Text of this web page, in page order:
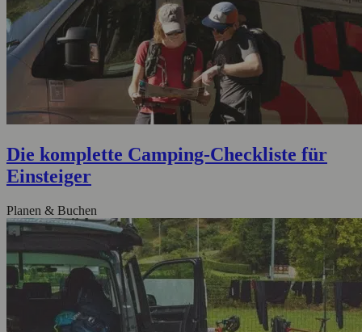
Die komplette Camping-Checkliste für
Einsteiger
Planen & Buchen